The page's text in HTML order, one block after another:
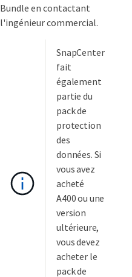
Bundle en contactant
l'ingénieur commercial.
SnapCenter
fait
également
partie du
pack de
protection
des
données. Si
vous avez
acheté
A400 ou une
version
ultérieure,
vous devez
acheter le
pack de